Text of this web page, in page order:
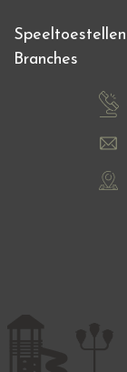
Speeltoestellen
Branches